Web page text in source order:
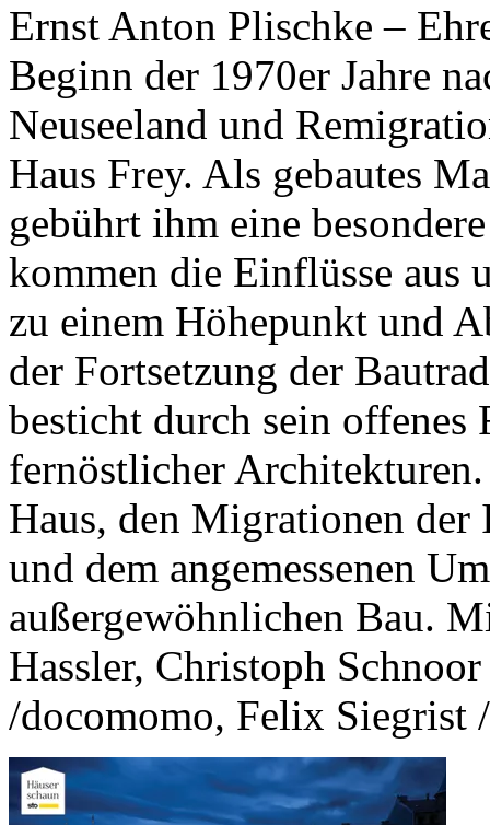
Ernst Anton Plischke –
Beginn der 1970er Jahre
Neuseeland und
Haus Frey. Als gebautes
gebührt ihm eine
kommen die Einflüsse aus
zu einem Höhepunkt und
der Fortsetzung der
besticht durch sein
fernöstlicher
Haus, den Migrationen der
und dem angemessenen
außergewöhnlichen Bau.
Hassler, Christoph
/docomomo, Felix Siegrist